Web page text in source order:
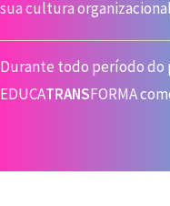
sua cultura
Durante todo período do
EDUCATRANSFORMA